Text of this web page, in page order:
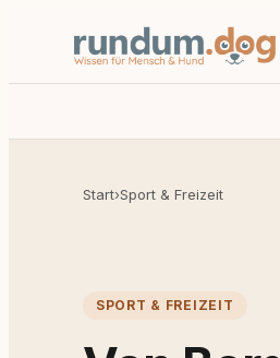
Start›Sport & Freizeit
SPORT & FREIZEIT